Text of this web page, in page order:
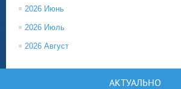
2026 Июнь
2026 Июль
2026 Август
АКТУАЛЬНО